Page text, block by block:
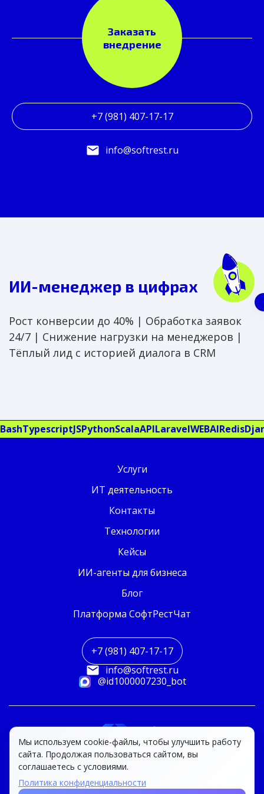
+7 (981) 407-17-17
Заказать
внедрение
info@softrest.ru
ИИ-менеджер в цифрах
Рост конверсии до 40% | Обработка заявок
24/7 | Снижение нагрузки на менеджеров |
Тёплый лид с историей диалога в CRM
BashTypescriptJSPythonScalaAPILaravelWEBAIRedis
Услуги
ИТ деятельность
Контакты
Технологии
Кейсы
ИИ-агенты для бизнеса
Блог
Платформа СофтРестЧат
+7 (981) 407-17-17
info@softrest.ru
@id1000007230_bot
Политика конфиденциальности
ООО «Онего Веб-Софт» 2026 © Все права
защищены.
Мы используем cookie-файлы, чтобы улучшить работу
сайта. Продолжая пользоваться сайтом, вы
соглашаетесь с условиями.
Политика конфиденциальности